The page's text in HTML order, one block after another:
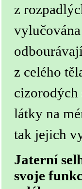
z
z celého
cizorodých
látky na
tak jejich
Jaterní
svoje